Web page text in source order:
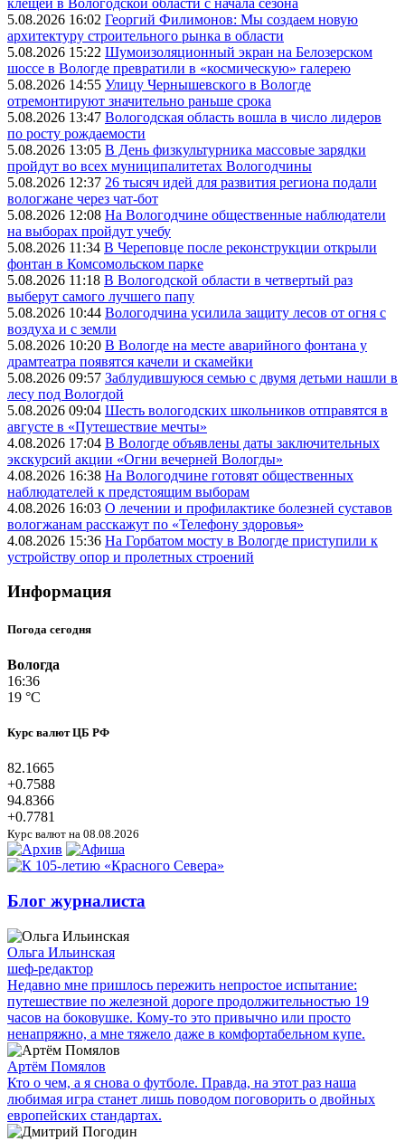
5.08.2026 16:02 Георгий Филимонов: Мы создаем новую
архитектуру строительного рынка в области
5.08.2026 15:22 Шумоизоляционный экран на Белозерском
шоссе в Вологде превратили в «космическую» галерею
5.08.2026 14:55 Улицу Чернышевского в Вологде
отремонтируют значительно раньше срока
5.08.2026 13:47 Вологодская область вошла в число лидеров
по росту рождаемости
5.08.2026 13:05 В День физкультурника массовые зарядки
пройдут во всех муниципалитетах Вологодчины
5.08.2026 12:37 26 тысяч идей для развития региона подали
вологжане через чат-бот
5.08.2026 12:08 На Вологодчине общественные наблюдатели
на выборах пройдут учебу
5.08.2026 11:34 В Череповце после реконструкции открыли
фонтан в Комсомольском парке
5.08.2026 11:18 В Вологодской области в четвертый раз
выберут самого лучшего папу
5.08.2026 10:44 Вологодчина усилила защиту лесов от огня с
воздуха и с земли
5.08.2026 10:20 В Вологде на месте аварийного фонтана у
драмтеатра появятся качели и скамейки
5.08.2026 09:57 Заблудившуюся семью с двумя детьми нашли в
лесу под Вологдой
5.08.2026 09:04 Шесть вологодских школьников отправятся в
августе в «Путешествие мечты»
4.08.2026 17:04 В Вологде объявлены даты заключительных
экскурсий акции «Огни вечерней Вологды»
4.08.2026 16:38 На Вологодчине готовят общественных
наблюдателей к предстоящим выборам
4.08.2026 16:03 О лечении и профилактике болезней суставов
вологжанам расскажут по «Телефону здоровья»
4.08.2026 15:36 На Горбатом мосту в Вологде приступили к
устройству опор и пролетных строений
Информация
Погода сегодня
Вологда
16:36
19 °C
Курс валют ЦБ РФ
82.1665
+0.7588
94.8366
+0.7781
Курс валют на 08.08.2026
Блог журналиста
Ольга Ильинская
шеф-редактор
Недавно мне пришлось пережить непростое испытание:
путешествие по железной дороге продолжительностью 19
часов на боковушке. Кому-то это привычно или просто
ненапряжно, а мне тяжело даже в комфортабельном купе.
Артём Помялов
Кто о чем, а я снова о футболе. Правда, на этот раз наша
любимая игра станет лишь поводом поговорить о двойных
европейских стандартах.